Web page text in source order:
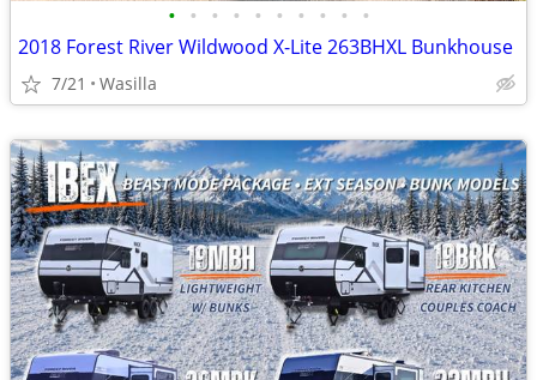
• • • • • • • • • •
2018 Forest River Wildwood X-Lite 263BHXL Bunkhouse
7/21 Wasilla